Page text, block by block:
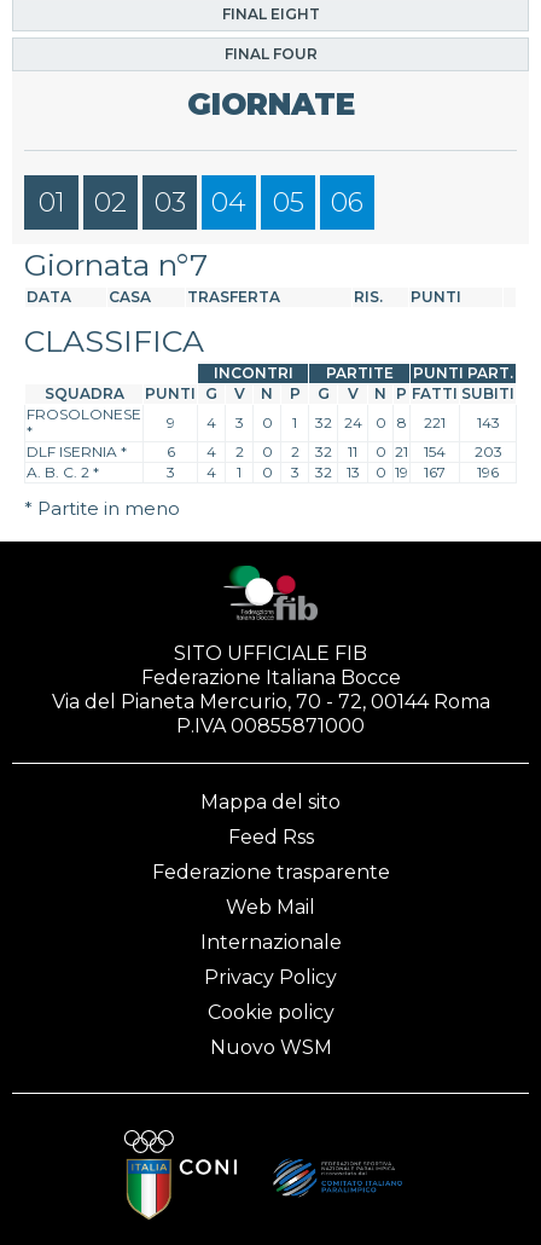
FINAL EIGHT
FINAL FOUR
GIORNATE
01 02 03 04 05 06
Giornata n°7
DATA CASA TRASFERTA RIS. PUNTI
CLASSIFICA
INCONTRI PARTITE
PUNTI PART.
SQUADRA
PUNTI G V N P G V N P FATTI SUBITI
FROSOLONESE
*
9 4 3 0 1 32 24 0 8 221
143
DLF ISERNIA * 6 4 2 0 2 32 11 0 21 154
203
A. B. C. 2 * 3 4 1 0 3 32 13 0 19 167 196
* Partite in meno
SITO UFFICIALE FIB
Federazione Italiana Bocce
Via del Pianeta Mercurio, 70 - 72, 00144 Roma
P.IVA 00855871000
Mappa del sito
Feed Rss
Federazione trasparente
Web Mail
Internazionale
Privacy Policy
Cookie policy
Nuovo WSM